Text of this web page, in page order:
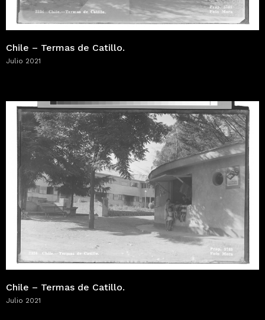
Chile – Termas de Catillo.
Julio 2021
Chile – Termas de Catillo.
Julio 2021